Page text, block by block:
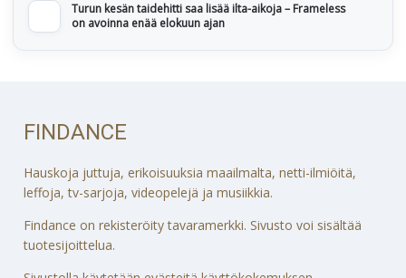
Turun kesän taidehitti saa lisää ilta-aikoja – Frameless
on avoinna enää elokuun ajan
FINDANCE
Hauskoja juttuja, erikoisuuksia maailmalta, netti-ilmiöitä,
leffoja, tv-sarjoja, videopelejä ja musiikkia.
Findance on rekisteröity tavaramerkki. Sivusto voi sisältää
tuotesijoittelua.